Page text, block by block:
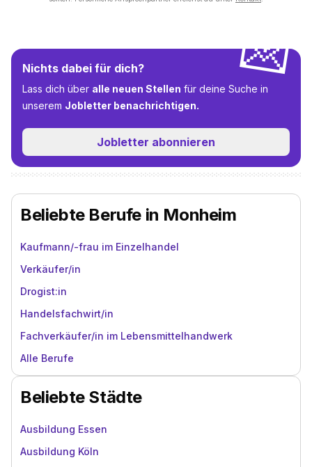
💌
Nichts dabei für dich?
Lass dich über alle neuen Stellen für deine Suche in
unserem Jobletter benachrichtigen.
Jobletter abonnieren
Beliebte Berufe in Monheim
Kaufmann/-frau im Einzelhandel
Verkäufer/in
Drogist:in
Handelsfachwirt/in
Fachverkäufer/in im Lebensmittelhandwerk
Alle Berufe
Beliebte Städte
Ausbildung Essen
Ausbildung Köln